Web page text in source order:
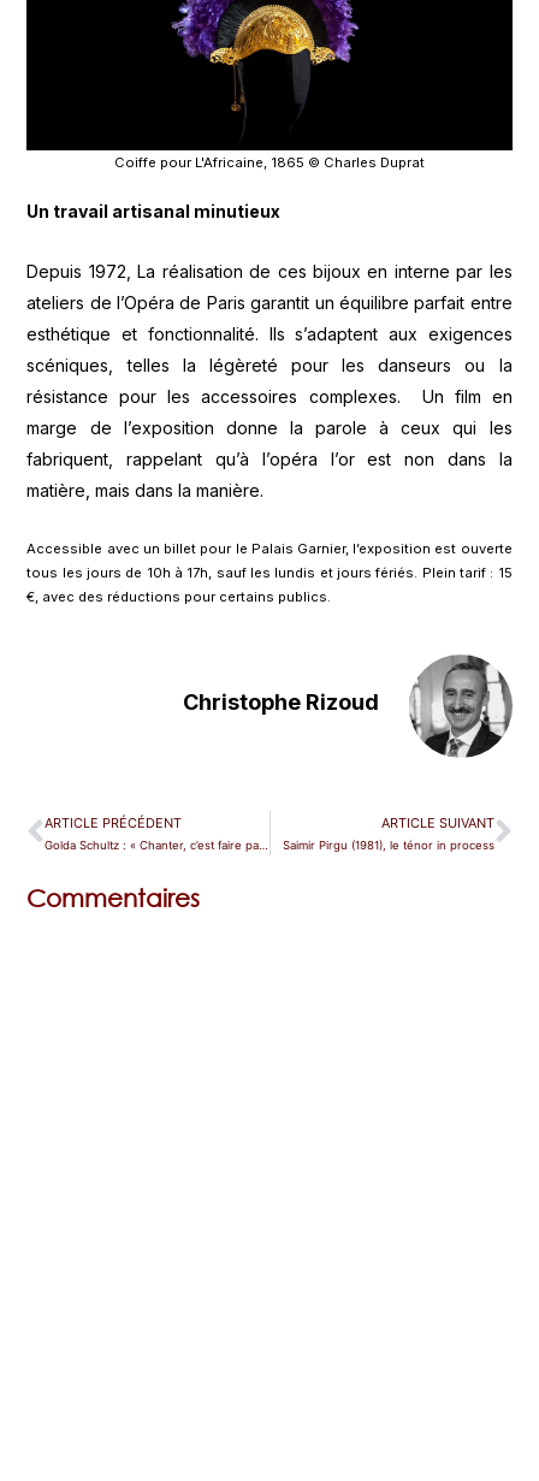
Coiffe pour L'Africaine, 1865 © Charles Duprat
Un travail artisanal minutieux
Depuis 1972, La réalisation de ces bijoux en interne par les
ateliers de l’Opéra de Paris garantit un équilibre parfait entre
esthétique et fonctionnalité. Ils s’adaptent aux exigences
scéniques, telles la légèreté pour les danseurs ou la
résistance pour les accessoires complexes. Un film en
marge de l’exposition donne la parole à ceux qui les
fabriquent, rappelant qu’à l’opéra l’or est non dans la
matière, mais dans la manière.
Accessible avec un billet pour le Palais Garnier, l’exposition est ouverte
tous les jours de 10h à 17h, sauf les lundis et jours fériés. Plein tarif : 15
€, avec des réductions pour certains publics.
Christophe Rizoud
ARTICLE PRÉCÉDENT ARTICLE SUIVANT
Saimir Pirgu (1981), le ténor in process
Commentaires